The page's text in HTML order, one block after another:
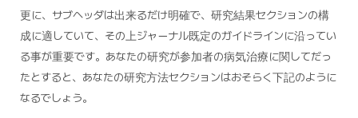
更に、サブヘッダは出来るだけ明確で、研究結果セクションの構
成に適していて、その上ジャーナル既定のガイドラインに沿ってい
る事が重要です。あなたの研究が参加者の病気治療に関してだっ
たとすると、あなたの研究方法セクションはおそらく下記のように
なるでしょう。